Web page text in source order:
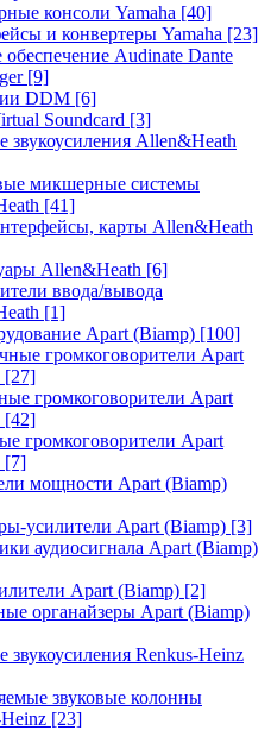
консоли Yamaha [40]
и конвертеры Yamaha [23]
Audinate Dante
[9]
DDM [6]
Soundcard [3]
звукоусиления Allen&Heath
микшерные системы
[41]
карты Allen&Heath
Allen&Heath [6]
ввода/вывода
[1]
Apart (Biamp) [100]
громкоговорители Apart
[27]
громкоговорители Apart
[42]
громкоговорители Apart
[7]
мощности Apart (Biamp)
усилители Apart (Biamp) [3]
аудиосигнала Apart (Biamp)
Apart (Biamp) [2]
органайзеры Apart (Biamp)
звукоусиления Renkus-Heinz
звуковые колонны
[23]